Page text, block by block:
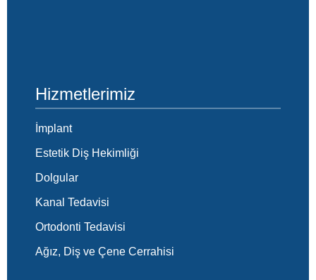
Hizmetlerimiz
İmplant
Estetik Diş Hekimliği
Dolgular
Kanal Tedavisi
Ortodonti Tedavisi
Ağız, Diş ve Çene Cerrahisi